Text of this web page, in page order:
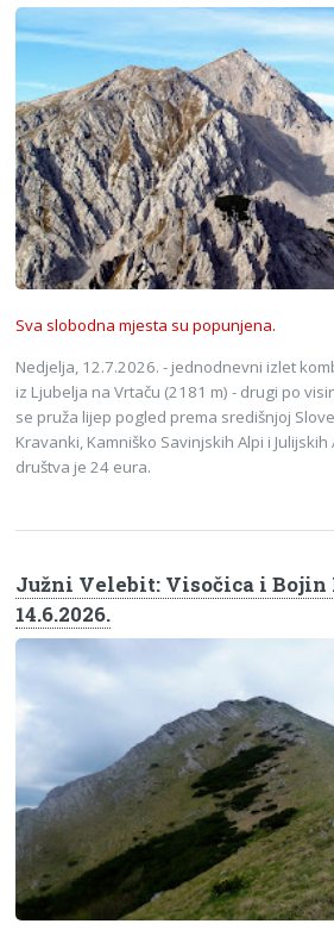
Sva slobodna mjesta su popunjena.
Nedjelja, 12.7.2026. - jednodnevni izlet
iz Ljubelja na Vrtaču (2181 m) - drugi po
se pruža lijep pogled prema središnjoj
Kravanki, Kamniško Savinjskih Alpi i
društva je 24 eura.
Južni Velebit: Visočica i Bojin
14.6.2026.